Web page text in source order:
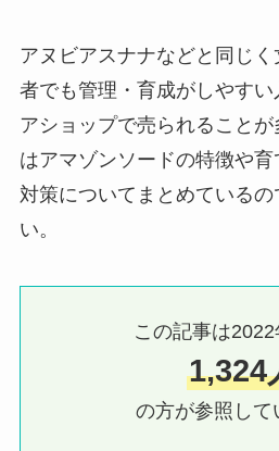
アヌビアスナナなどと同じ
者でも管理・育成がしやす
アショップで売られること
はアマゾンソードの特徴や
対策についてまとめている
い。
この記事は
1,324
の方が参照して